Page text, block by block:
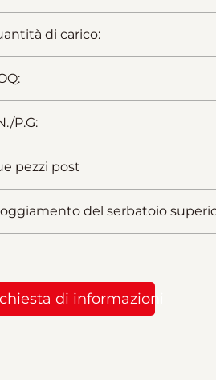
di carico:
P.G:
pezzi post
del serbatoio
di informazioni